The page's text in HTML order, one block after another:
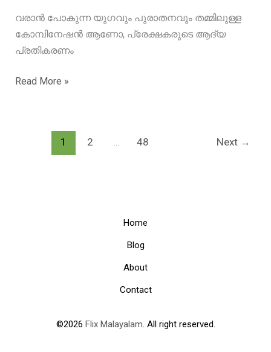
വരാൻ പോകുന്ന യുഗവും പുരാതനവും തമ്മിലുള്ള
കോമ്പിനേഷൻ ആണോ, പ്രേക്ഷകരുടെ ആദ്യ
പ്രതികരണം
വരാൻ
പുരാതനവും
Read More »
1 2 48 Next →
Home
Blog
About
Contact
©2026 Flix Malayalam. All right reserved.